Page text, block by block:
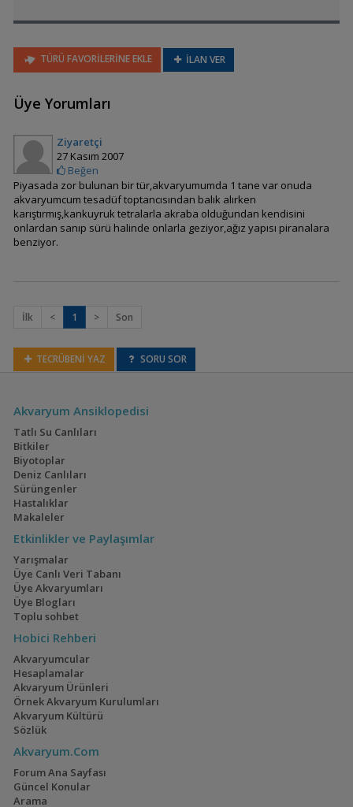
Thoracocharax securis
Nannostomus anduzei
TÜRÜ FAVORİLERİNE EKLE İLAN VER
Üye Yorumları
Ziyaretçi
27 Kasım 2007
Beğen
Piyasada zor bulunan bir tür,akvaryumumda 1 tane var onuda
akvaryumcum tesadüf toptancısından balık alırken
karıştırmış,kankuyruk tetralarla akraba olduğundan kendisini
onlardan sanıp sürü halinde onlarla geziyor,ağız yapısı piranalara
benziyor.
İlk < 1 > Son
TECRÜBENİ YAZ SORU SOR
Akvaryum Ansiklopedisi
Tatlı Su Canlıları
Bitkiler
Biyotoplar
Deniz Canlıları
Sürüngenler
Hastalıklar
Makaleler
Etkinlikler ve Paylaşımlar
Yarışmalar
Üye Canlı Veri Tabanı
Üye Akvaryumları
Üye Blogları
Toplu sohbet
Hobici Rehberi
Akvaryumcular
Hesaplamalar
Akvaryum Ürünleri
Örnek Akvaryum Kurulumları
Akvaryum Kültürü
Sözlük
Akvaryum.Com
Forum Ana Sayfası
Güncel Konular
Arama